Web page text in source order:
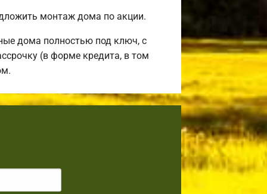
монтаж дома по акции.
дома полностью под ключ, с
(в форме кредита, в том